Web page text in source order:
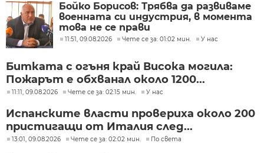
Бойко Борисов: Трябва да развиваме
военната си индустрия, в момента
това не се прави
11:51, 09.08.2026 Чете се за: 01:02 мин. У нас
Битката с огъня край Висока могила:
Пожарът е обхванал около 1200...
11:11, 09.08.2026 Чете се за: 02:15 мин. У нас
Испанските власти провериха около 200
пристигащи от Италия след...
13:01, 09.08.2026 Чете се за: 02:02 мин. По света